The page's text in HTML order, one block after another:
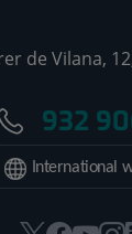
de Vilana,
932
International